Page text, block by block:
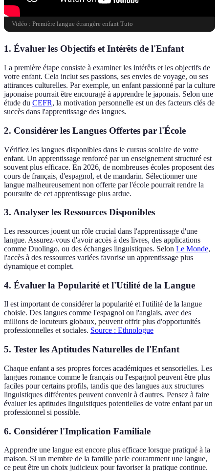
Vidéo : Première langue étrangère enfant Tuto
1. Évaluer les Objectifs et Intérêts de l'Enfant
La première étape consiste à examiner les intérêts et les objectifs de
votre enfant. Cela inclut ses passions, ses envies de voyage, ou ses
attirances culturelles. Par exemple, un enfant passionné par la culture
japonaise pourrait être encouragé à apprendre le japonais. Selon une
étude du CEFR, la motivation personnelle est un des facteurs clés de
succès dans l'apprentissage des langues.
2. Considérer les Langues Offertes par l'École
Vérifiez les langues disponibles dans le cursus scolaire de votre
enfant. Un apprentissage renforcé par un enseignement structuré est
souvent plus efficace. En 2026, de nombreuses écoles proposent des
cours de français, d'espagnol, et de mandarin. Sélectionner une
langue malheureusement non offerte par l'école pourrait rendre la
poursuite de cet apprentissage plus ardue.
3. Analyser les Ressources Disponibles
Les ressources jouent un rôle crucial dans l'apprentissage d'une
langue. Assurez-vous d'avoir accès à des livres, des applications
comme Duolingo, ou des échanges linguistiques. Selon Le Monde,
l'accès à des ressources variées favorise un apprentissage plus
dynamique et complet.
4. Évaluer la Popularité et l'Utilité de la Langue
Il est important de considérer la popularité et l'utilité de la langue
choisie. Des langues comme l'espagnol ou l'anglais, avec des
millions de locuteurs globaux, peuvent offrir plus d'opportunités
professionnelles et sociales. Source : Ethnologue
5. Tester les Aptitudes Naturelles de l'Enfant
Chaque enfant a ses propres forces académiques et sensorielles. Les
langues romance comme le français ou l'espagnol peuvent être plus
faciles pour certains profils, tandis que des langues aux structures
linguistiques différentes peuvent convenir à d'autres. Pensez à faire
évaluer les aptitudes linguistiques potentielles de votre enfant par un
professionnel si possible.
6. Considérer l'Implication Familiale
Apprendre une langue est encore plus efficace lorsque pratiqué à la
maison. Si un membre de la famille parle couramment une langue,
ce peut être un choix judicieux pour favoriser la pratique continue.